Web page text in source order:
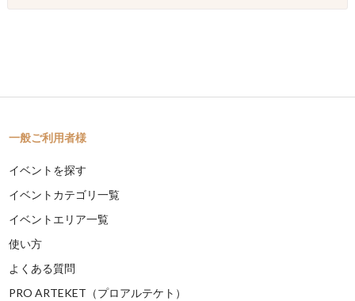
一般ご利用者様
イベントを探す
イベントカテゴリ一覧
イベントエリア一覧
使い方
よくある質問
PRO ARTEKET（プロアルテケト）